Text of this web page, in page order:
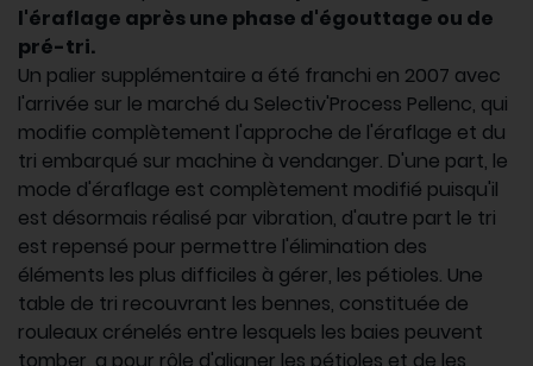
l'éraflage après une phase d'égouttage ou de
pré-tri.
Un palier supplémentaire a été franchi en 2007 avec
l'arrivée sur le marché du Selectiv'Process Pellenc, qui
modifie complètement l'approche de l'éraflage et du
tri embarqué sur machine à vendanger. D'une part, le
mode d'éraflage est complètement modifié puisqu'il
est désormais réalisé par vibration, d'autre part le tri
est repensé pour permettre l'élimination des
éléments les plus difficiles à gérer, les pétioles. Une
table de tri recouvrant les bennes, constituée de
rouleaux crénelés entre lesquels les baies peuvent
tomber, a pour rôle d'aligner les pétioles et de les